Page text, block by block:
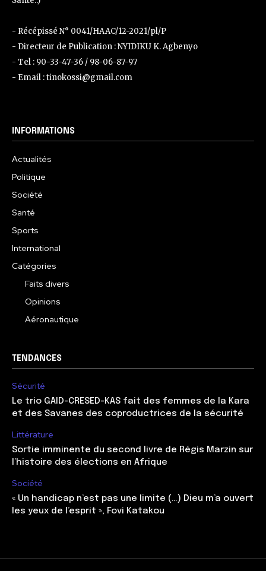
- Récépissé N° 0041/HAAC/12-2021/pl/P
- Directeur de Publication : NYIDIKU K. Agbenyo
- Tel : 90-33-47-36 / 98-06-87-97
- Email : tinokossi@gmail.com
INFORMATIONS
Actualités
Politique
Société
Santé
Sports
International
Catégories
Faits divers
Opinions
Aéronautique
TENDANCES
Sécurité
Le trio GAID-CRESED-KAS fait des femmes de la Kara
et des Savanes des coproductrices de la sécurité
Littérature
Sortie imminente du second livre de Régis Marzin sur
l’histoire des élections en Afrique
Société
« Un handicap n’est pas une limite (…) Dieu m’a ouvert
les yeux de l’esprit », Fovi Katakou